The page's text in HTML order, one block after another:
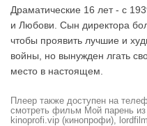
Драматические 16 лет - с
и Любови. Сын директора
чтобы проявить лучшие и
войны, но вынужден лгать
место в настоящем.
Плеер также доступен на
смотреть фильм Мой парень из
kinoprofi.vip (кинопрофи),